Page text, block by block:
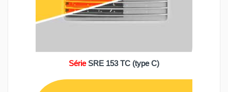
Série SRE 153 TC (type C)